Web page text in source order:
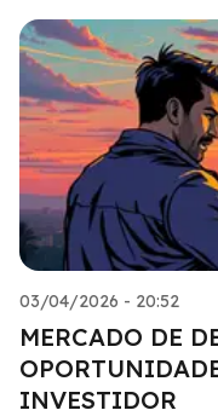
03/04/2026 - 20:52
MERCADO DE
INVESTIDOR